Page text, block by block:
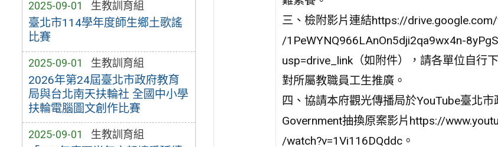
2025-09-01 生教訓育組
臺北市114學年度師生鄉土歌謠
比賽
2025-09-01 生教訓育組
2026年第24屆臺北市政府教育
局與台北南天扶輪社 全國中小學
扶輪電腦圖文創作比賽
2025-09-01 生教訓育組
三、檢附影片連結https://
/1PeWYNQ966LAnOn5dji2qa9wx4n-
usp=drive_link（如附件），請各單位自行
對所屬教職員工生推廣。
四、協請本府觀光傳播局於YouTube臺北市
Government抽換原案影片https://
/watch?v=1Vi116DQddc。